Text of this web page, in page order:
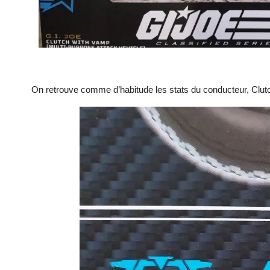
On retrouve comme d’habitude les stats du conducteur,